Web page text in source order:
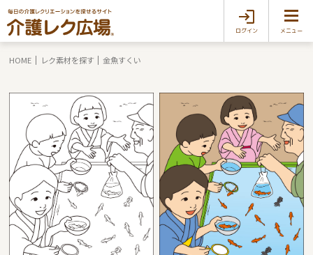
ログイン メニュー
HOME レク素材を探す 金魚すくい